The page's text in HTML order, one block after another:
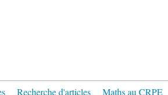
Recherche d'articles Maths au CRPE